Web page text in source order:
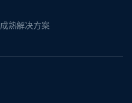
成熟解决方案